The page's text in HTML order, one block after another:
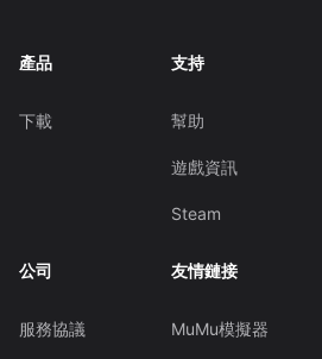
產品
下載
支持
幫助
遊戲資訊
Steam
公司
服務協議
友情鏈接
MuMu模擬器